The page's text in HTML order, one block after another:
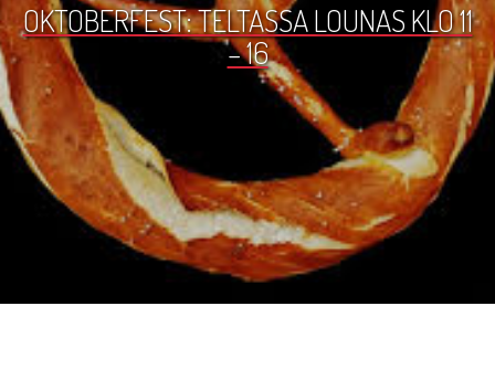
OKTOBERFEST: TELTASSA LOUNAS KLO 11
– 16